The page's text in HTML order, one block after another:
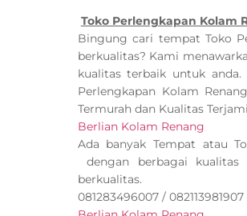
Toko Perlengkapan Kolam
Bingung cari tempat Toko
berkualitas? Kami
kualitas terbaik untuk
Perlengkapan Kolam
Termurah dan Kualitas
Berlian Kolam Renang
Ada banyak Tempat atau
dengan berbagai
berkualitas.
081283496007 / 082113981907